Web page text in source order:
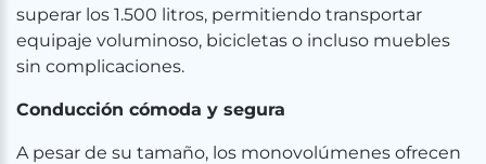
superar los 1.500 litros, permitiendo transportar
equipaje voluminoso, bicicletas o incluso muebles
sin complicaciones.
Conducción cómoda y segura ️
A pesar de su tamaño, los monovolúmenes ofrecen